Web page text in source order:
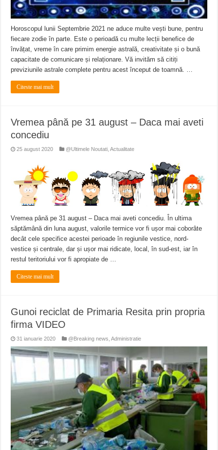
Horoscopul lunii Septembrie 2021 ne aduce multe vești bune, pentru
fiecare zodie în parte. Este o perioadă cu multe lecții benefice de
învățat, vreme în care primim energie astrală, creativitate și o bună
capacitate de comunicare și relaționare. Vă invităm să citiți
previziunile astrale complete pentru acest început de toamnă. …
Citeste mai mult
Vremea până pe 31 august – Daca mai aveti
concediu
25 august 2020 @Ultimele Noutati ,Actualitate
Vremea până pe 31 august – Daca mai aveti concediu. În ultima
săptămână din luna august, valorile termice vor fi ușor mai coborâte
decât cele specifice acestei perioade în regiunile vestice, nord-
vestice și centrale, dar și ușor mai ridicate, local, în sud-est, iar în
restul teritoriului vor fi apropiate de …
Citeste mai mult
Gunoi reciclat de Primaria Resita prin propria
firma VIDEO
31 ianuarie 2020 @Breaking news ,Administratie